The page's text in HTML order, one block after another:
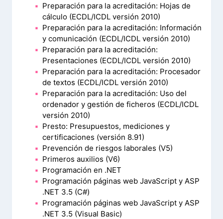
Preparación para la acreditación: Hojas de
cálculo (ECDL/ICDL versión 2010)
Preparación para la acreditación: Información
y comunicación (ECDL/ICDL versión 2010)
Preparación para la acreditación:
Presentaciones (ECDL/ICDL versión 2010)
Preparación para la acreditación: Procesador
de textos (ECDL/ICDL versión 2010)
Preparación para la acreditación: Uso del
ordenador y gestión de ficheros (ECDL/ICDL
versión 2010)
Presto: Presupuestos, mediciones y
certificaciones (versión 8.91)
Prevención de riesgos laborales (V5)
Primeros auxilios (V6)
Programación en .NET
Programación páginas web JavaScript y ASP
.NET 3.5 (C#)
Programación páginas web JavaScript y ASP
.NET 3.5 (Visual Basic)